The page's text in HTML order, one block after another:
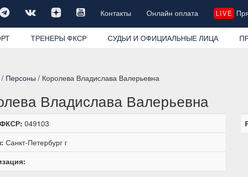
Контакты Онлайн оплата LIVE
ТРЕНЕРЫ ФКСР СУДЬИ И ОФИЦИАЛЬНЫЕ ЛИЦА
/ Персоны / Королева Владислава Валерьевна
Владислава Валерьевна
049103
Санкт-Петербург г